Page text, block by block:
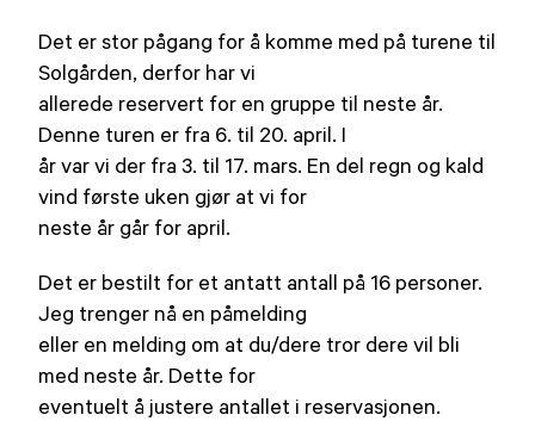
Det er stor pågang for å komme med på turene til
Solgården, derfor har vi
allerede reservert for en gruppe til neste år.
Denne turen er fra 6. til 20. april. I
år var vi der fra 3. til 17. mars. En del regn og kald
vind første uken gjør at vi for
neste år går for april.
Det er bestilt for et antatt antall på 16 personer.
Jeg trenger nå en påmelding
eller en melding om at du/dere tror dere vil bli
med neste år. Dette for
eventuelt å justere antallet i reservasjonen.